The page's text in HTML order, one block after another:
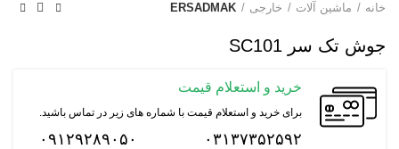
خانه ماشین آلات خارجی ERSADMAK
جوش تک سر SC101
خرید و استعلام قیمت
برای خرید و استعلام قیمت با شماره های زیر در تماس باشید.
۰۳۱۳۷۳۵۲۵۹۲
۰۹۱۲۹۲۸۹۰۵۰